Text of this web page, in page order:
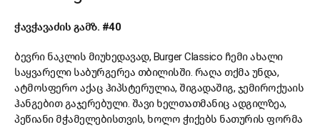
ჭავჭავაძის გამზ. #40
ბევრი ნაკლის მიუხედავად, Burger Classico ჩემი ახალი
საყვარელი საბურგერეა თბილისში. რაღა თქმა უნდა,
ატმოსფერო აქაც ჰიპსტერულია, შიგადაშიგ, ჯემიროქუაის
ჰანგებით გაჯერებული. შავი ხელთათმანიც ადგილზეა,
პეწიანი მჭამელებისთვის, ხოლო ჭიქებს ნათურის ფორმა